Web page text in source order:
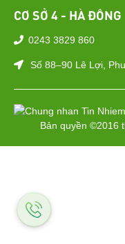
CƠ SỞ 4 - HÀ ĐÔNG
0243 3829 860
Số 88–90 Lê Lợi,
Bản quyền ©2016